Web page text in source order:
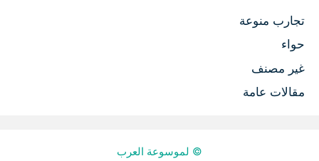
تجارب منوعة
حواء
غير مصنف
مقالات عامة
© لموسوعة العرب